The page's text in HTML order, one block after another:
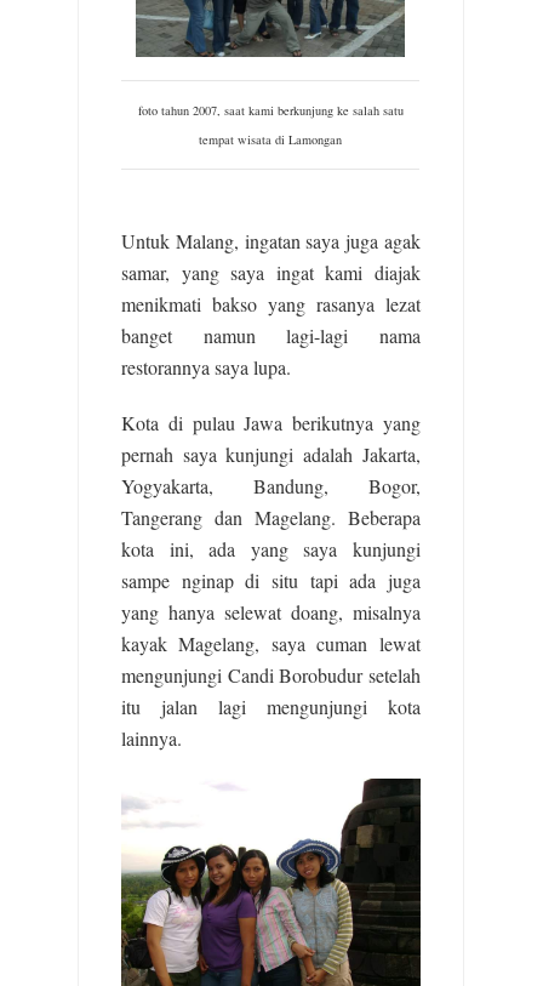
foto tahun 2007, saat kami berkunjung ke salah satu
tempat wisata di Lamongan
Untuk Malang, ingatan saya juga agak
samar, yang saya ingat kami diajak
menikmati bakso yang rasanya lezat
banget namun lagi-lagi nama
restorannya saya lupa.
Kota di pulau Jawa berikutnya yang
pernah saya kunjungi adalah Jakarta,
Yogyakarta, Bandung, Bogor,
Tangerang dan Magelang. Beberapa
kota ini, ada yang saya kunjungi
sampe nginap di situ tapi ada juga
yang hanya selewat doang, misalnya
kayak Magelang, saya cuman lewat
mengunjungi Candi Borobudur setelah
itu jalan lagi mengunjungi kota
lainnya.